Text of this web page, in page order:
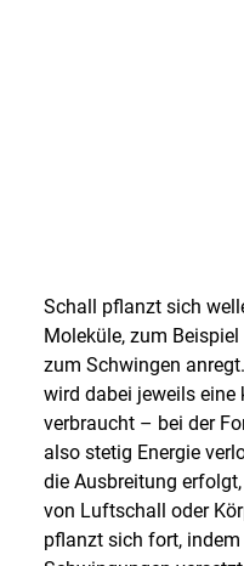
Schall pflanzt sich
Moleküle, zum
zum Schwingen
wird dabei jeweils eine
verbraucht – bei der
also stetig Energie
die Ausbreitung
von Luftschall oder
pflanzt sich fort,